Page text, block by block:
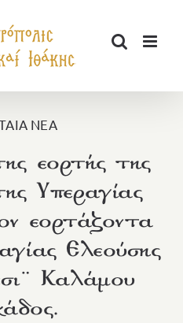
ΝΕΑ
εορτής της
Υπεραγίας
εορτάζοντα
Ελεούσης
Καλάμου